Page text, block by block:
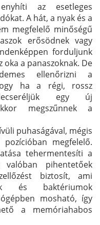
az esetleges
A hát, a nyak és a
megfelelő minőségű
erősödnek vagy
forduljunk
a panaszoknak. De
ellenőrizni a
ha a régi, rossz
egy új
megszűnnek a
puhaságával, mégis
megfelelő.
tehermentesíti a
pihentetőek
biztosít, ami
és baktériumok
mosható, így
a memóriahabos